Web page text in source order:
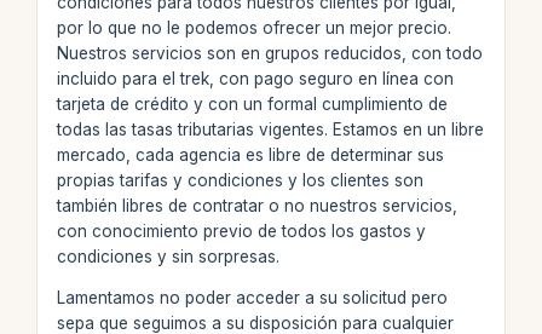
por lo que no le podemos ofrecer un mejor precio.
Nuestros servicios son en grupos reducidos, con todo
incluido para el trek, con pago seguro en línea con
tarjeta de crédito y con un formal cumplimiento de
todas las tasas tributarias vigentes. Estamos en un libre
mercado, cada agencia es libre de determinar sus
propias tarifas y condiciones y los clientes son
también libres de contratar o no nuestros servicios,
con conocimiento previo de todos los gastos y
condiciones y sin sorpresas.
Lamentamos no poder acceder a su solicitud pero
sepa que seguimos a su disposición para cualquier